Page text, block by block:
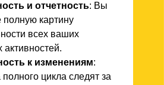
и отчетность: Вы
полную картину
всех ваших
к изменениям:
полного цикла следят за